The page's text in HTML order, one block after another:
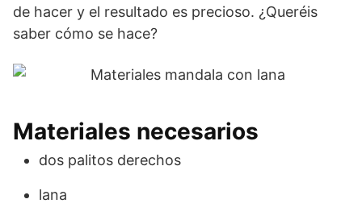
de hacer y el resultado es precioso. ¿Queréis
saber cómo se hace?
Materiales necesarios
dos palitos derechos
lana